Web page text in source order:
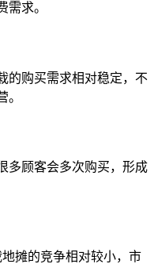
需求。
的购买需求相对稳定，不
。
多顾客会多次购买，形成
摊的竞争相对较小，市